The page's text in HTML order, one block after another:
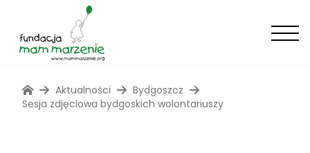
Aktualności
Bydgoszcz
Sesja zdjęciowa bydgoskich wolontariuszy